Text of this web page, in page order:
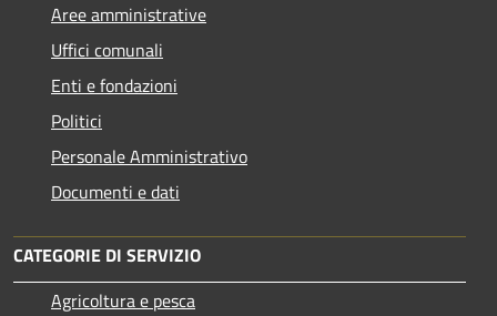
Aree amministrative
Uffici comunali
Enti e fondazioni
Politici
Personale Amministrativo
Documenti e dati
CATEGORIE DI SERVIZIO
Agricoltura e pesca